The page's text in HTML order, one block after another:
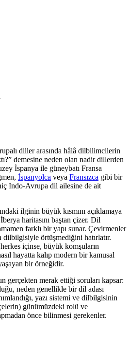
diller arasında hâlâ dilbilimcilerin
demesine neden olan nadir dillerden
İspanya ile güneybatı Fransa
İspanyolca veya Fransızca gibi bir
Indo-Avrupa dil ailesine de ait
ilginin büyük kısmını açıklamaya
haritasını baştan çizer. Dil
farklı bir yapı sunar. Çevirmenler
dilbilgisiyle örtüşmediğini hatırlatır.
içinse, büyük komşuların
hayatta kalıp modern bir kamusal
bir örneğidir.
gerçekten merak ettiği soruları kapsar:
neden genellikle bir dil adası
yazı sistemi ve dilbilgisinin
günümüzdeki rolü ve
önce bilinmesi gerekenler.